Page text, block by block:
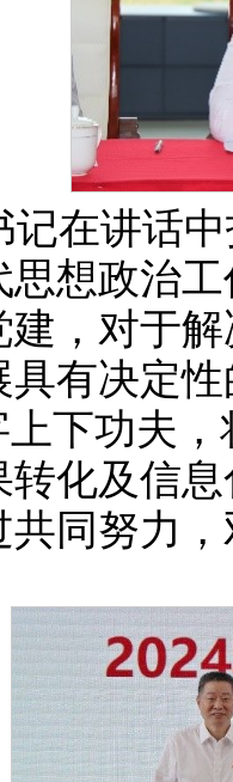
记在讲话
思想政治
建，对于
具有决定
上下功夫
转化及信
共同努力